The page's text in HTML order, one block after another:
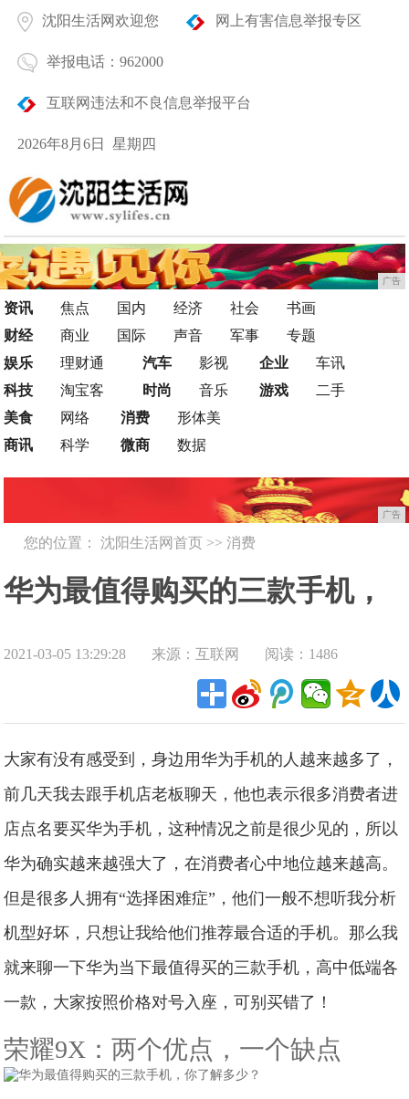
沈阳生活网欢迎您 网上有害信息举报专区
举报电话：962000
互联网违法和不良信息举报平台
2026年8月6日 星期四
广告
资讯 焦点 国内 经济 社会
书画
财经
商业 国际 声音 军事
专题
娱乐
理财通
科技
淘宝客
汽车
影视
时尚
音乐
企业
车讯
游戏
二手
美食
网络
商讯
科学
消费
形体美
微商
数据
广告
您的位置：沈阳生活网首页 >>消费
华为最值得购买的三款手机，
你了解多少？!
2021-03-05 13:29:28 来源：互联网 阅读：1486
大家有没有感受到，身边用华为手机的人越来越多了，
前几天我去跟手机店老板聊天，他也表示很多消费者进
店点名要买华为手机，这种情况之前是很少见的，所以
华为确实越来越强大了，在消费者心中地位越来越高。
但是很多人拥有“选择困难症”，他们一般不想听我分析
机型好坏，只想让我给他们推荐最合适的手机。那么我
就来聊一下华为当下最值得买的三款手机，高中低端各
一款，大家按照价格对号入座，可别买错了！
荣耀9X：两个优点，一个缺点